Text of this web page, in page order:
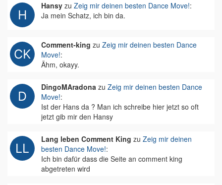
Hansy zu Zeig mir deinen besten Dance Move!:
Ja mein Schatz, ich bin da.
Comment-king zu Zeig mir deinen besten Dance
Move!:
Ähm, okayy.
DingoMAradona zu Zeig mir deinen besten Dance
Move!:
Ist der Hans da ? Man ich schreibe hier jetzt so oft
jetzt gib mir den Hansy
Lang leben Comment King zu Zeig mir deinen
besten Dance Move!:
Ich bin dafür dass die Seite an comment king
abgetreten wird